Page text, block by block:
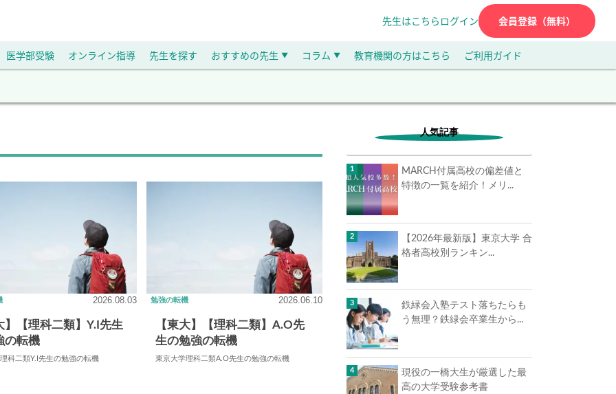
先生はこちら ログイン 会員登録（無料）
医学部受験 オンライン指導 先生を探す おすすめの先生 ▼ コラム ▼ 教育機関の方はこちら ご利用ガイド
2026.08.03
】【理科二類】Y.I先生
の転機
科二類Y.I先生の勉強の転機
勉強の転機 2026.06.10
【東大】【理科二類】A.O先
生の勉強の転機
東京大学理科二類A.O先生の勉強の転機
人気記事
MARCH付属高校の偏差値と
特徴の一覧を紹介！メリ...
【2026年最新版】東京大学 合
格者高校別ランキン...
鉄緑会入塾テスト落ちたらも
う無理？鉄緑会卒業生から...
現役の一橋大生が厳選した最
高の大学受験参考書